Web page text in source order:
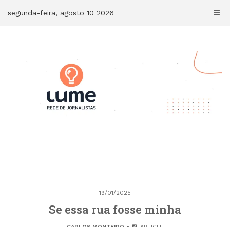
segunda-feira, agosto 10 2026
19/01/2025
Se essa rua fosse minha